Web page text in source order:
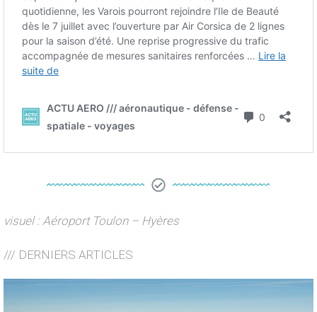
visuel : Aéroport Toulon – Hyères
/// DERNIERS ARTICLES